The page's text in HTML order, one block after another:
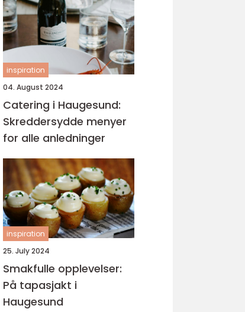
inspiration
04. August 2024
Catering i Haugesund:
Skreddersydde menyer
for alle anledninger
inspiration
25. July 2024
Smakfulle opplevelser:
På tapasjakt i
Haugesund